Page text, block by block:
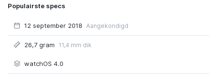
Populairste specs
12 september 2018 Aangekondigd
26,7 gram 11,4 mm dik
watchOS 4.0